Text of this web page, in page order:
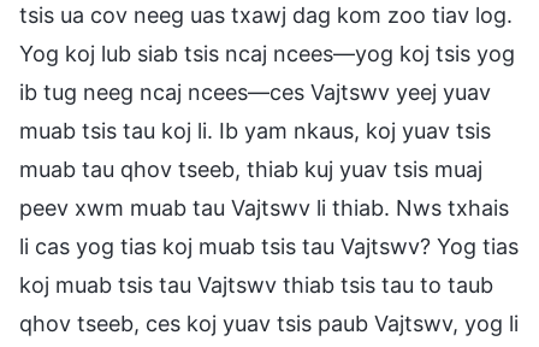
tsis ua cov neeg uas txawj dag kom zoo tiav log.
Yog koj lub siab tsis ncaj ncees—yog koj tsis yog
ib tug neeg ncaj ncees—ces Vajtswv yeej yuav
muab tsis tau koj li. Ib yam nkaus, koj yuav tsis
muab tau qhov tseeb, thiab kuj yuav tsis muaj
peev xwm muab tau Vajtswv li thiab. Nws txhais
li cas yog tias koj muab tsis tau Vajtswv? Yog tias
koj muab tsis tau Vajtswv thiab tsis tau to taub
qhov tseeb, ces koj yuav tsis paub Vajtswv, yog li